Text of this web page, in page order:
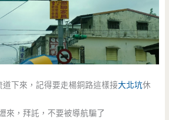
下來，記得要走楊銅路這樣接大北坑休
來，拜託，不要被導航騙了